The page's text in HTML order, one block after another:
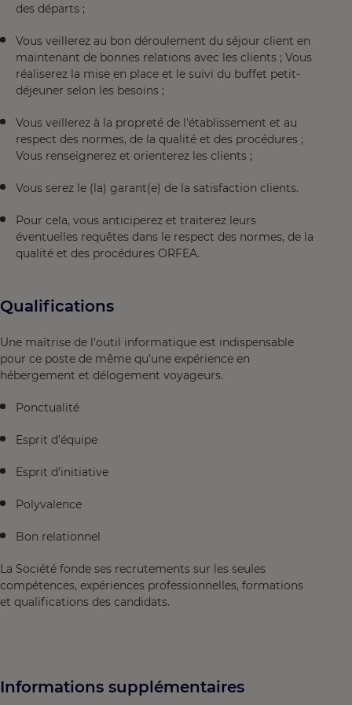
des départs ;
Vous veillerez au bon déroulement du séjour client en
maintenant de bonnes relations avec les clients ; Vous
réaliserez la mise en place et le suivi du buffet petit-
déjeuner selon les besoins ;
Vous veillerez à la propreté de l'établissement et au
respect des normes, de la qualité et des procédures ;
Vous renseignerez et orienterez les clients ;
Vous serez le (la) garant(e) de la satisfaction clients.
Pour cela, vous anticiperez et traiterez leurs
éventuelles requêtes dans le respect des normes, de la
qualité et des procédures ORFEA.
Qualifications
Une maîtrise de l'outil informatique est indispensable
pour ce poste de même qu'une expérience en
hébergement et délogement voyageurs.
Ponctualité
Esprit d'équipe
Esprit d'initiative
Polyvalence
Bon relationnel
La Société fonde ses recrutements sur les seules
compétences, expériences professionnelles, formations
et qualifications des candidats.
Informations supplémentaires